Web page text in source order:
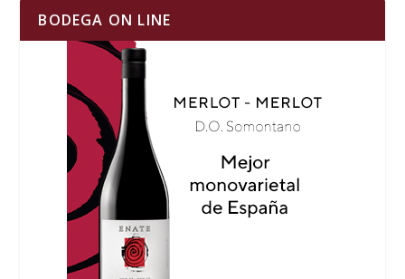
BODEGA ON LINE